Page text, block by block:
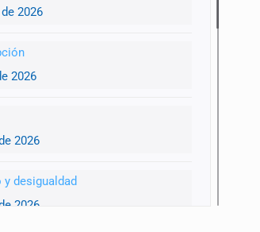
2026
2026
2026
desigualdad
2026